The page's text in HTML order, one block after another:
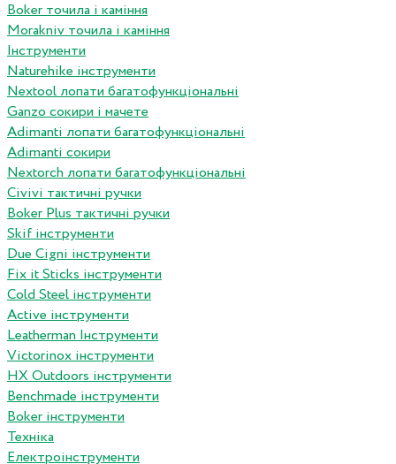
Boker точила і каміння
Morakniv точила і каміння
Інструменти
Naturehike інструменти
Nextool лопати багатофункціональні
Ganzo сокири і мачете
Adimanti лопати багатофункціональні
Adimanti сокири
Nextorch лопати багатофункціональні
Сivivi тактичні ручки
Boker Plus тактичні ручки
Skif інструменти
Due Cigni інструменти
Fix it Sticks інструменти
Сold Steel інструменти
Active інструменти
Leatherman Інструменти
Victorinox інструменти
HX Outdoors інструменти
Benchmade інструменти
Boker інструменти
Техніка
Електроінструменти